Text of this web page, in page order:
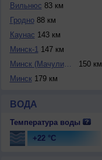
Вильнюс 83 км
Гродно88 км
Каунас 143 км
Минск-1147 км
Минск (Мачулищи)
150 км
Минск179 км
ВОДА
Температура воды
+22 °C